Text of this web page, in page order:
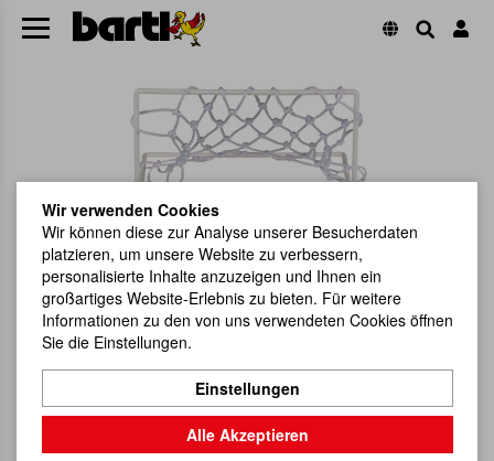
Wir verwenden Cookies
Wir können diese zur Analyse unserer Besucherdaten
platzieren, um unsere Website zu verbessern,
personalisierte Inhalte anzuzeigen und Ihnen ein
großartiges Website-Erlebnis zu bieten. Für weitere
Informationen zu den von uns verwendeten Cookies öffnen
Sie die Einstellungen.
Einstellungen
Alle Akzeptieren